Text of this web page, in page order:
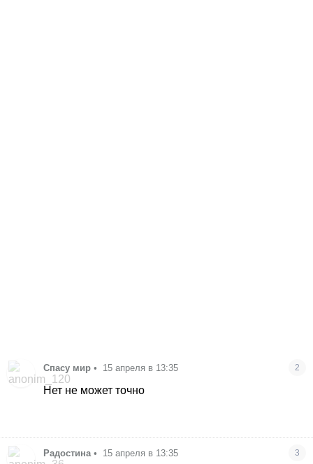
Спасу мир • 15 апреля в 13:35 2
Нет не может точно
Радостина • 15 апреля в 13:35 3